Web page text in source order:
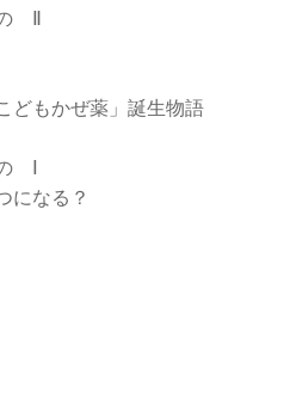
Ⅱ
もかぜ薬」誕生物語
Ⅰ
になる？